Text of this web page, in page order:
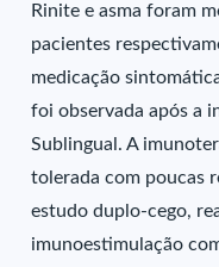
Rinite e asma foram
pacientes
medicação
foi observada após a
Sublingual. A
tolerada com poucas
estudo duplo-cego,
imunoestimulação